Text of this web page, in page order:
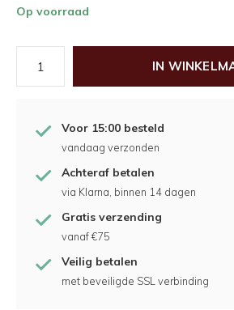
Op voorraad
IN
Voor 15:00 besteld
vandaag verzonden
Achteraf betalen
via Klarna, binnen 14 dagen
Gratis verzending
vanaf €75
Veilig betalen
met beveiligde SSL verbinding